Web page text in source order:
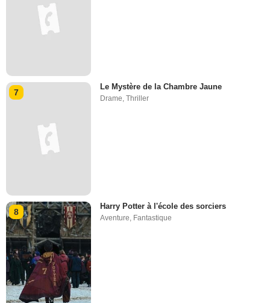
7
Le Mystère de la Chambre Jaune
Drame ,Thriller
8
Harry Potter à l'école des sorciers
Aventure, Fantastique